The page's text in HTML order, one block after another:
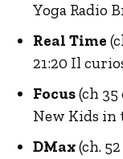
Yoga Radio
Real Time
21:20 Il
Focus(ch
New Kids in
DMax(ch.